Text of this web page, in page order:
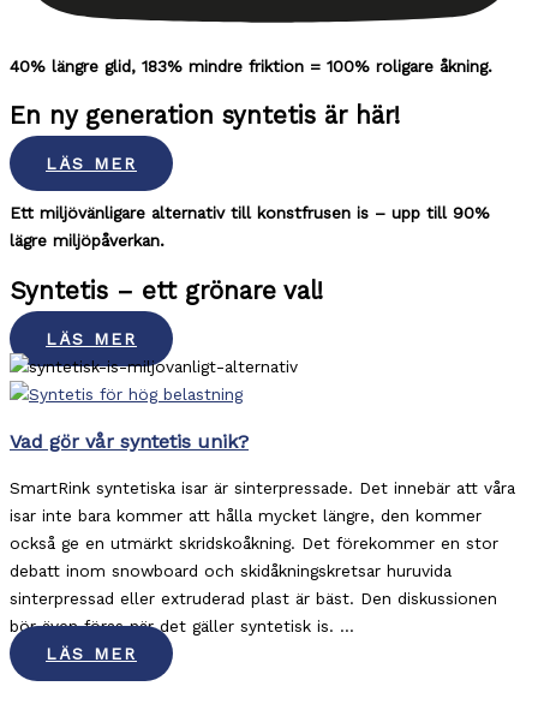
40% längre glid, 183% mindre friktion = 100% roligare åkning.
En ny generation syntetis är här!
LÄS MER
Ett miljövänligare alternativ till konstfrusen is – upp till 90%
lägre miljöpåverkan.
Syntetis – ett grönare val!
LÄS MER
Vad gör vår syntetis unik?
SmartRink syntetiska isar är sinterpressade. Det innebär att våra
isar inte bara kommer att hålla mycket längre, den kommer
också ge en utmärkt skridskoåkning. Det förekommer en stor
debatt inom snowboard och skidåkningskretsar huruvida
sinterpressad eller extruderad plast är bäst. Den diskussionen
bör även föras när det gäller syntetisk is. ...
LÄS MER